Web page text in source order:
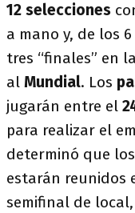
12 selecciones
a mano y, de los
tres “finales” en
al Mundial. Los
jugarán entre el
para realizar el
determinó que
estarán reunidos
semifinal de